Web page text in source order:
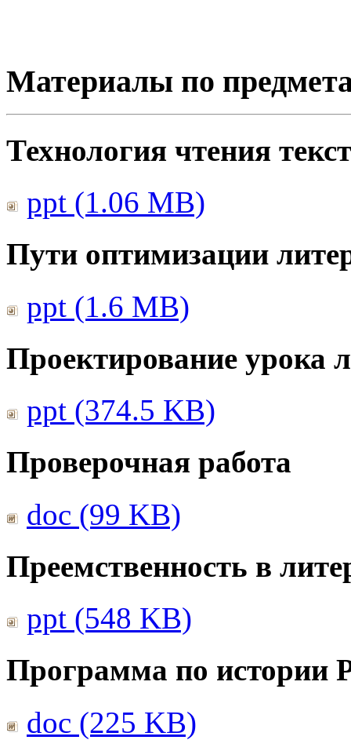
Материалы по
Технология чтения
ppt (1.06 MB)
Пути оптимизации
ppt (1.6 MB)
Проектирование урока
ppt (374.5 KB)
Проверочная работа
doc (99 KB)
Преемственность в
ppt (548 KB)
Программа по истории
doc (225 KB)